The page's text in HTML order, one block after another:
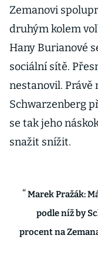
Zemanovi
druhým kolem
Hany Burianové
sociální sítě.
nestanovil. Právě
Schwarzenberg
se tak jeho
snažit snížit.
Marek Pražák:
podle níž by
procent na